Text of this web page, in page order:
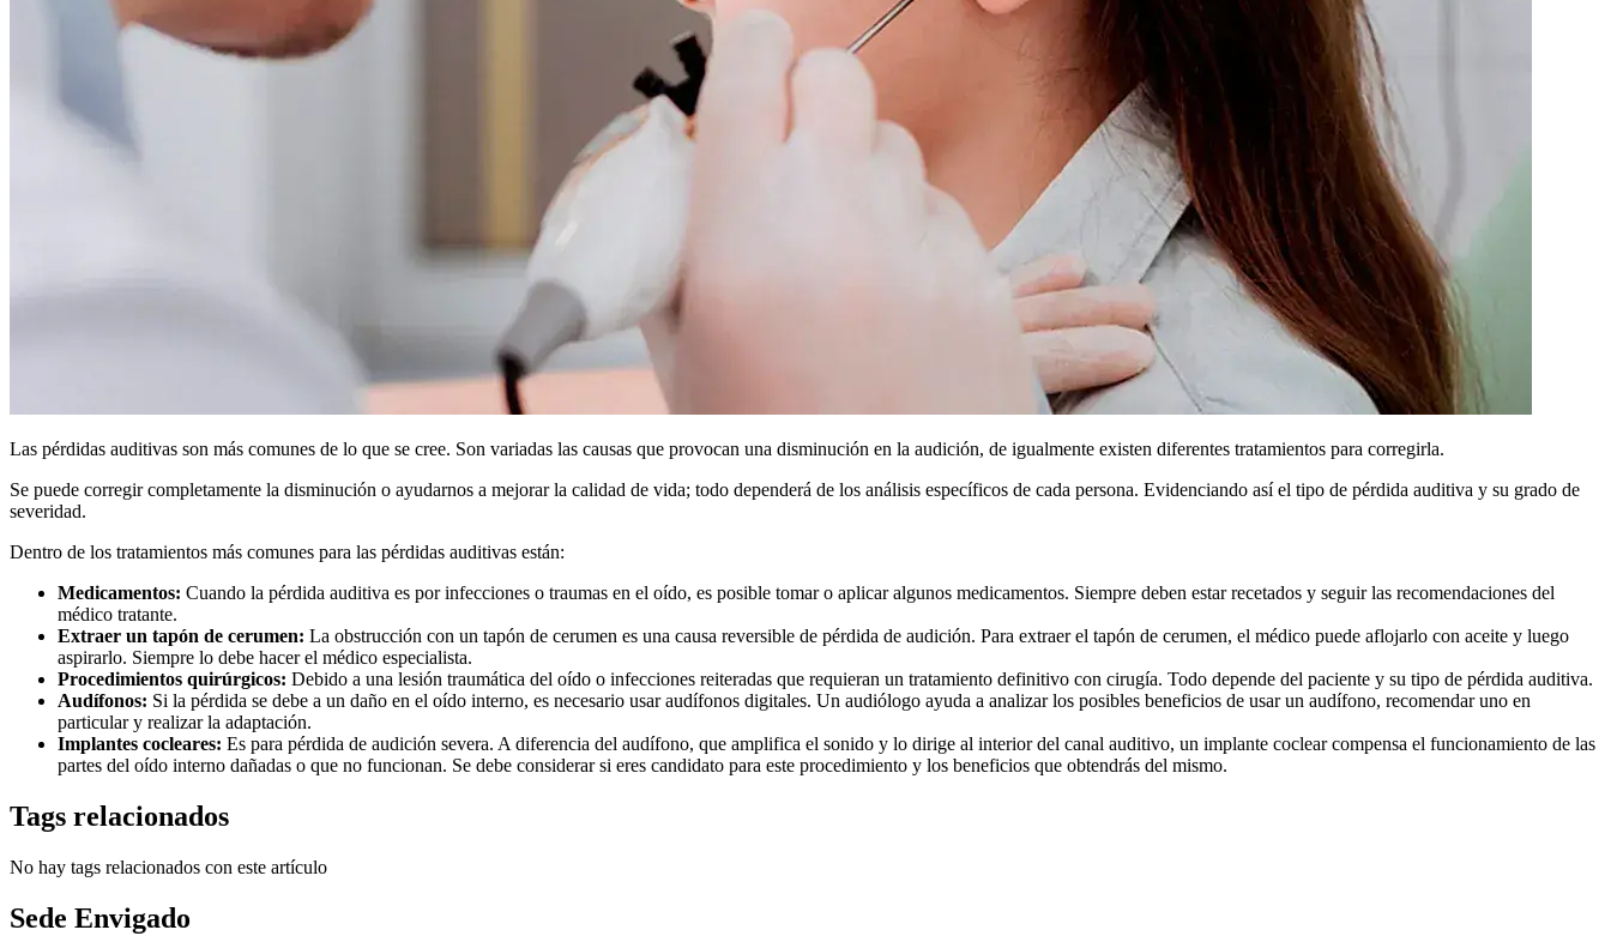
Las pérdidas auditivas son más comunes de lo que se cree. Son variadas las causas que provocan una disminución en la audición, de igualmente existen diferentes tratamientos para corregirla.
Se puede corregir completamente la disminución o ayudarnos a mejorar la calidad de vida; todo dependerá de los análisis específicos de cada persona. Evidenciando así el tipo de pérdida auditiva y su grado de
severidad.
Dentro de los tratamientos más comunes para las pérdidas auditivas están:
Medicamentos: Cuando la pérdida auditiva es por infecciones o traumas en el oído, es posible tomar o aplicar algunos medicamentos. Siempre deben estar recetados y seguir las recomendaciones del
médico tratante.
Extraer un tapón de cerumen: La obstrucción con un tapón de cerumen es una causa reversible de pérdida de audición. Para extraer el tapón de cerumen, el médico puede aflojarlo con aceite y luego
aspirarlo. Siempre lo debe hacer el médico especialista.
Procedimientos quirúrgicos: Debido a una lesión traumática del oído o infecciones reiteradas que requieran un tratamiento definitivo con cirugía. Todo depende del paciente y su tipo de pérdida auditiva.
Audífonos: Si la pérdida se debe a un daño en el oído interno, es necesario usar audífonos digitales. Un audiólogo ayuda a analizar los posibles beneficios de usar un audífono, recomendar uno en
particular y realizar la adaptación.
Implantes cocleares: Es para pérdida de audición severa. A diferencia del audífono, que amplifica el sonido y lo dirige al interior del canal auditivo, un implante coclear compensa el funcionamiento de las
partes del oído interno dañadas o que no funcionan. Se debe considerar si eres candidato para este procedimiento y los beneficios que obtendrás del mismo.
Tags relacionados
No hay tags relacionados con este artículo
Sede Envigado